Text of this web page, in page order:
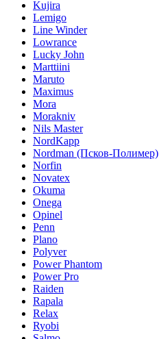
Kujira
Lemigo
Line Winder
Lowrance
Lucky John
Marttiini
Maruto
Maximus
Mora
Morakniv
Nils Master
NordKapp
Nordman (Псков-Полимер)
Norfin
Novatex
Okuma
Onega
Opinel
Penn
Plano
Polyver
Power Phantom
Power Pro
Raiden
Rapala
Relax
Ryobi